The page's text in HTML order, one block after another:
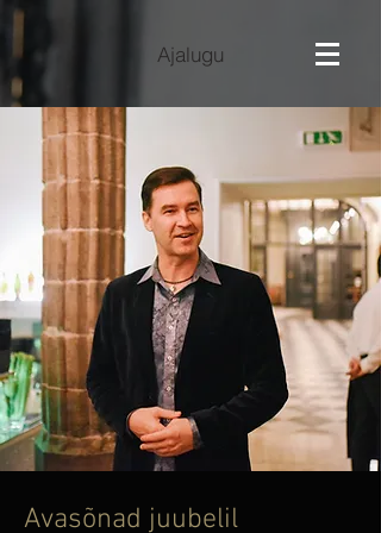
Ajalugu
Avasõnad juubelil